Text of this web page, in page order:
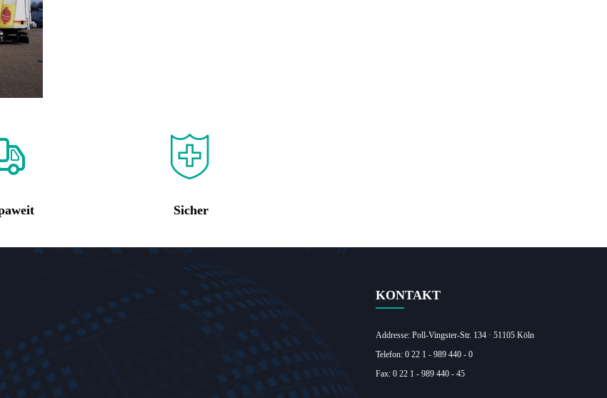
Sicher
KONTAKT
Addresse: Poll-Vingster-Str. 134 · 51105 Köln‎
Telefon: 0 22 1 - 989 440 - 0
Fax: 0 22 1 - 989 440 - 45